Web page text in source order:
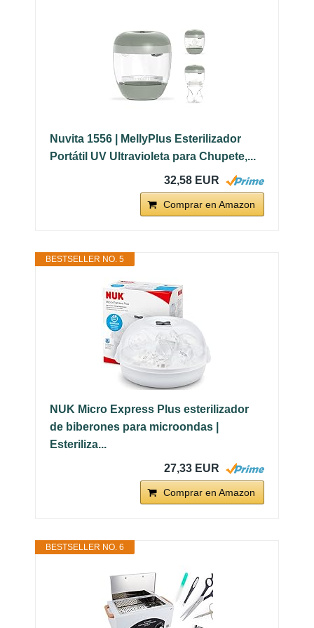
Nuvita 1556 | MellyPlus Esterilizador
Portátil UV Ultravioleta para Chupete,...
32,58 EUR
Comprar en Amazon
BESTSELLER NO. 5
NUK Micro Express Plus esterilizador
de biberones para microondas |
Esteriliza...
27,33 EUR
Comprar en Amazon
BESTSELLER NO. 6